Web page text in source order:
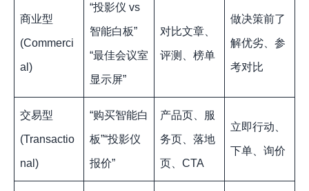
商业型
(Commerci
al)
“投影仪 vs
智能白板”
“最佳会议室
显示屏”
对比文章、
评测、榜单
做决策前了
解优劣、参
考对比
交易型
(Transactio
nal)
“购买智能白
板”“投影仪
报价”
产品页、服
务页、落地
页、CTA
立即行动、
下单、询价